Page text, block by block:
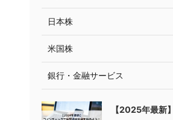
日本株
米国株
銀行・金融サービス
【2025年最新